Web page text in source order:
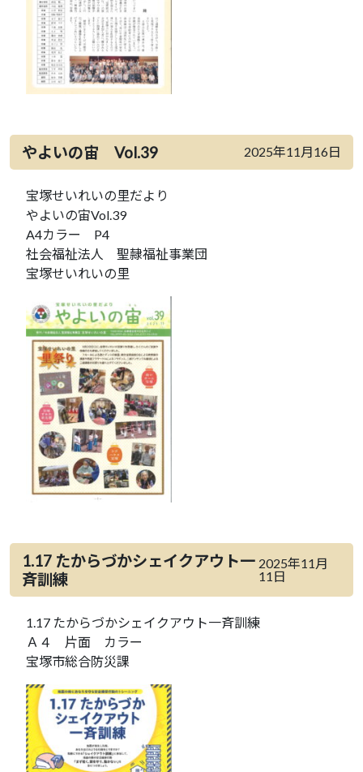
やよいの宙 Vol.39 2025年11月16日
宝塚せいれいの里だより
やよいの宙Vol.39
A4カラー P4
社会福祉法人 聖隷福祉事業団
宝塚せいれいの里
1.17 たからづかシェイクアウト一
斉訓練
2025年11月
11日
1.17 たからづかシェイクアウト一斉訓練
Ａ４ 片面 カラー
宝塚市総合防災課